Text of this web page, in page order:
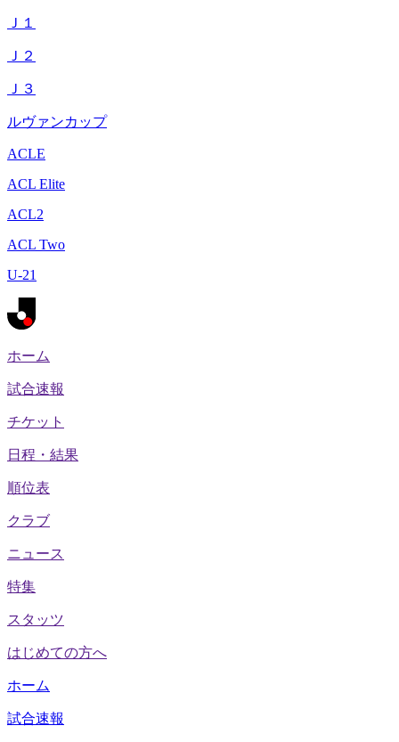
Ｊ１
Ｊ２
Ｊ３
ルヴァンカップ
ACLE
ACL Elite
ACL2
ACL Two
U-21
ホーム
試合速報
チケット
日程・結果
順位表
クラブ
ニュース
特集
スタッツ
はじめての方へ
ホーム
試合速報